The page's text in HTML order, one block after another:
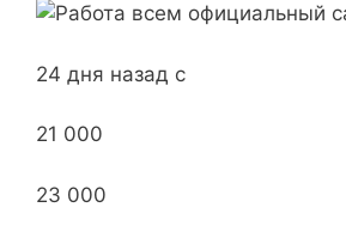
24 дня назад с
21 000
23 000